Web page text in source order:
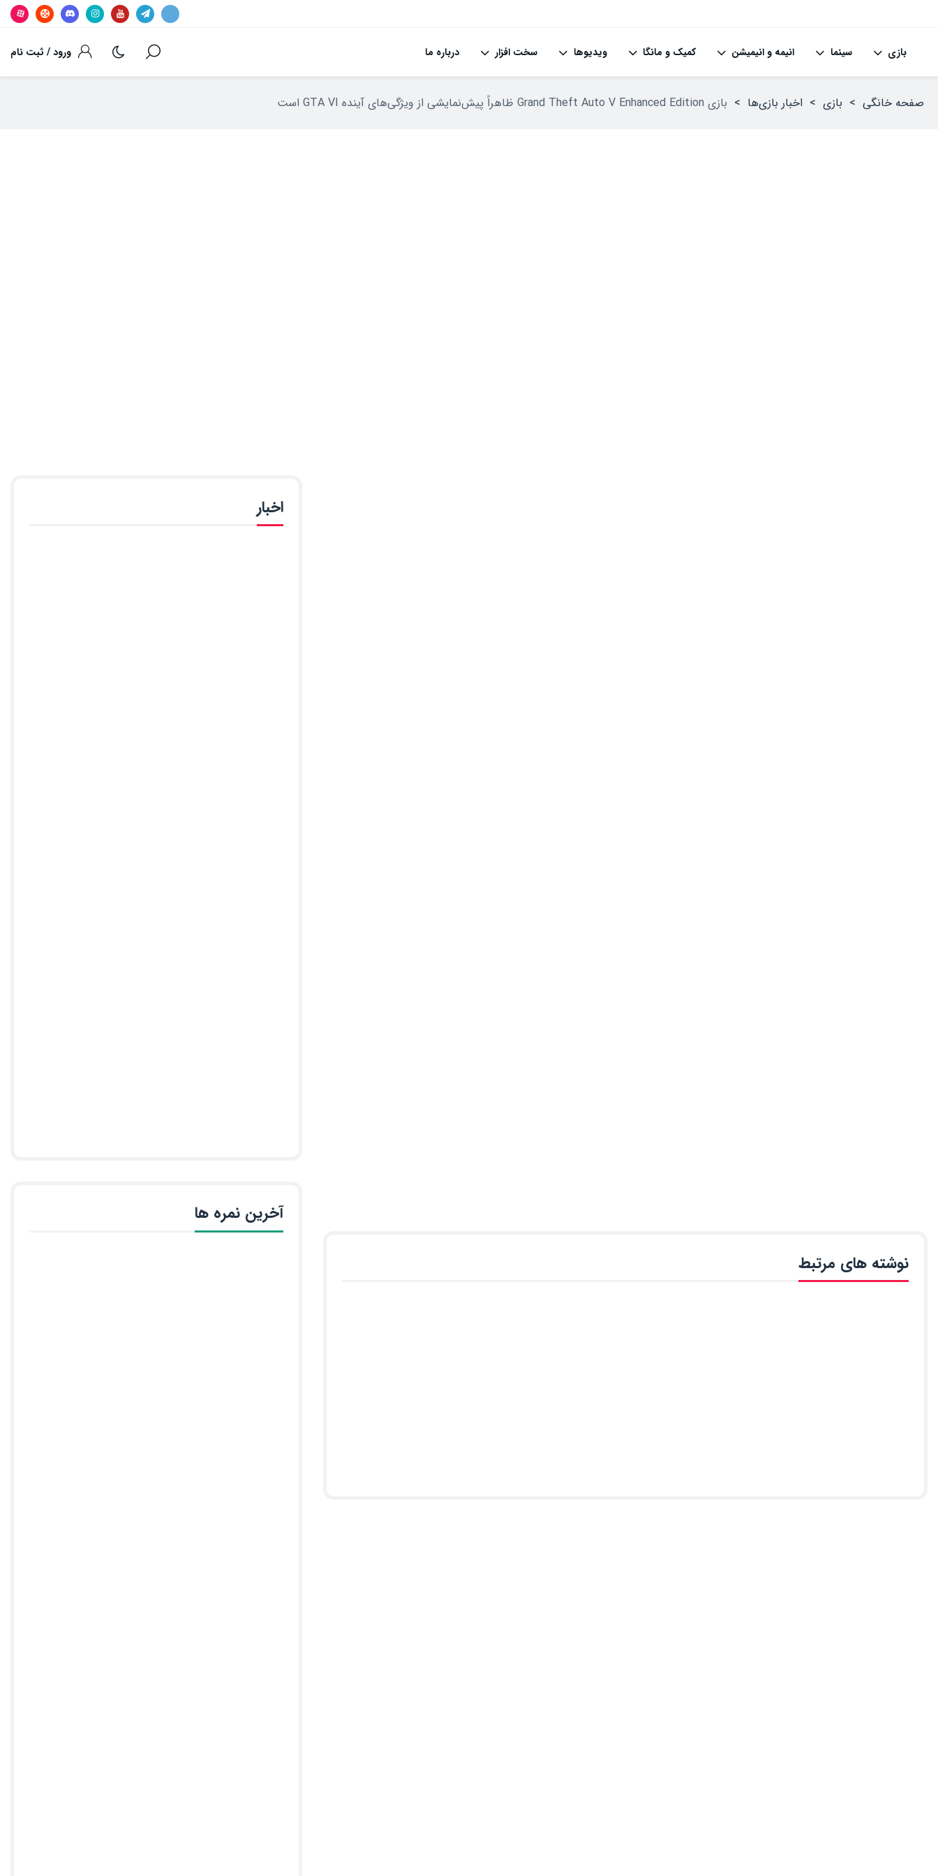
ورود / ثبت نام بازی سینما انیمه و انیمیشن کمیک و مانگا ویدیوها سخت افزار درباره ما
صفحه خانگی > بازی > اخبار بازی‌ها > بازی Grand Theft Auto V Enhanced Edition ظاهراً پیش‌نمایشی از ویژگی‌های آینده GTA VI است
نوشته های مرتبط
اخبار
آخرین نمره ها